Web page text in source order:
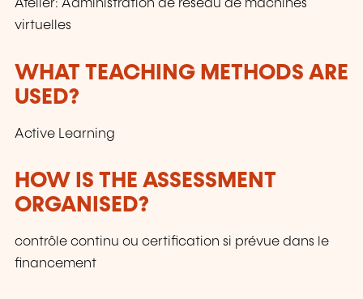
Atelier: Administration de réseau de machines
virtuelles
WHAT TEACHING METHODS ARE
USED?
Active Learning
HOW IS THE ASSESSMENT
ORGANISED?
contrôle continu ou certification si prévue dans le
financement